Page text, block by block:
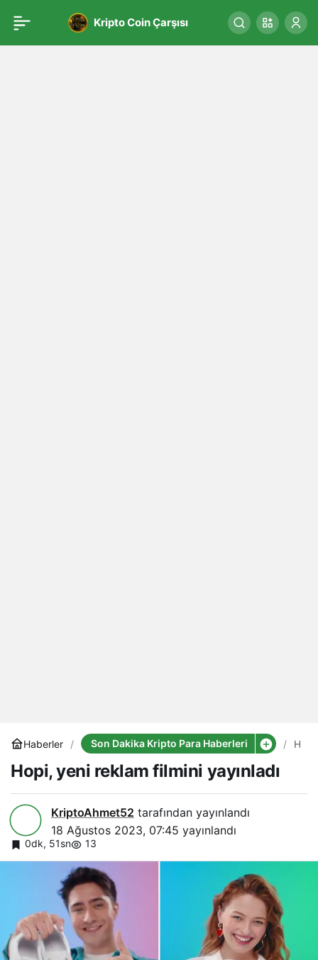
Kripto Coin Çarşısı
Haberler Son Dakika Kripto Para Haberleri
Hopi,
Hopi, yeni reklam filmini yayınladı
KriptoAhmet52 tarafından yayınlandı
18 Ağustos 2023, 07:45 yayınlandı
0dk, 51sn 13